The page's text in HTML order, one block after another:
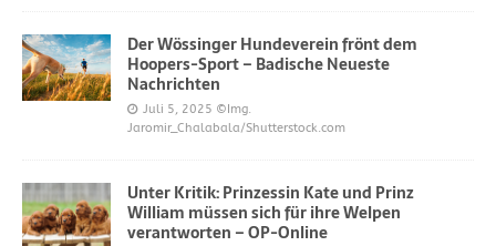
Der Wössinger Hundeverein frönt dem
Hoopers-Sport – Badische Neueste
Nachrichten
Juli 5, 2025 ©Img.
Jaromir_Chalabala/Shutterstock.com
Unter Kritik: Prinzessin Kate und Prinz
William müssen sich für ihre Welpen
verantworten – OP-Online